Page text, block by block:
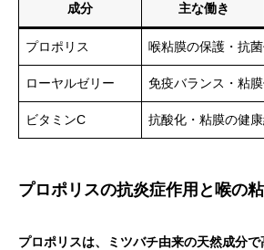
成分 主な働き
プロポリス 喉粘膜の保護・抗
ローヤルゼリー 免疫バランス・粘
ビタミンC 抗酸化・粘膜の健
プロポリスの抗炎症作用と喉の
プロポリスは、ミツバチ由来の天然成分